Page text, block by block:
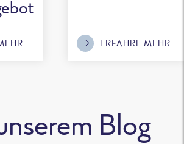
ERFAHRE MEHR
Blog